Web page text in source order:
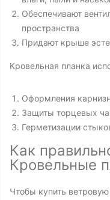
Обеспечивают
пространства
Придают крыше
Кровельная планка
Оформления
Защиты торцевых
Герметизации
Как
Кровельные
Чтобы купить